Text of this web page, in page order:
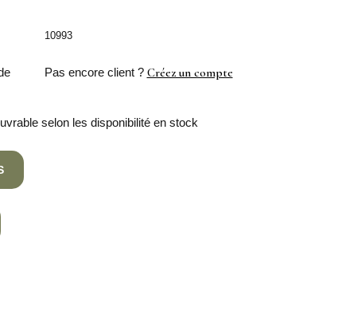
10993
Pas encore client ? Créez un compte
selon les disponibilité en stock